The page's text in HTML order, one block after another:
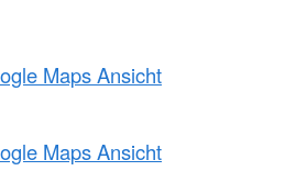
Maps Ansicht
Maps Ansicht